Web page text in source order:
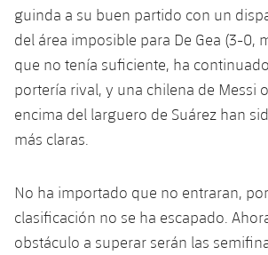
guinda a su buen partido con un
del área imposible para De Gea (3-0,
que no tenía suficiente, ha
portería rival, y una chilena de Messi
encima del larguero de Suárez han
más claras.
No ha importado que no entraran,
clasificación no se ha escapado.
obstáculo a superar serán las